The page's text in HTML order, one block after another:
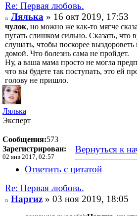
Re: Первая любовь.
Лялька» 16 окт 2019, 17:53
чулок, но можно же как-то мягче
пугать слишком сильно. Сказать, что
слушать, чтобы поскорее выздороветь
домой. Что болезнь сама не пройдет.
Ну, а ваша мама просто не могла
что вы будете так поступать, это ей
голову не пришло.
Лялька
Эксперт
Сообщения:573
Зарегистрирован:
02 янв 2017, 02:57
Вернуться к
Ответить с цитатой
Re: Первая любовь.
Наргиz» 03 ноя 2019, 18:05